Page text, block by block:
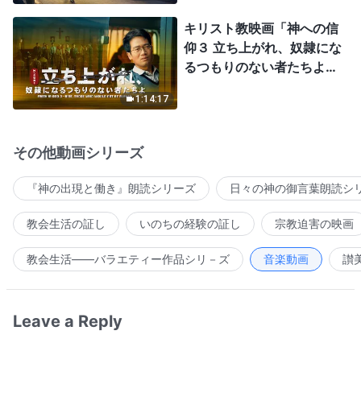
1:14:17
キリスト教映画「神への信
仰３ 立ち上がれ、奴隷にな
るつもりのない者たちよ」
その他動画シリーズ
『神の出現と働き』朗読シリーズ 日々の神の御言葉朗読シ
教会生活の証し いのちの経験の証し 宗教迫害の映画
教会生活――バラエティー作品シリ－ズ 音楽動画 讃
Leave a Reply